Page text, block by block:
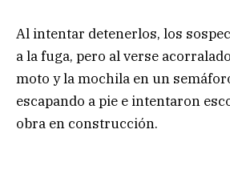
Al intentar detenerlos, los
a la fuga, pero al verse
moto y la mochila en un
escapando a pie e intentaron
obra en construcción.